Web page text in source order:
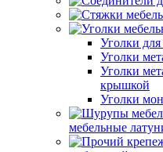
Уголки
Уголки
Уголки
крышкой
Уголки
мебельные